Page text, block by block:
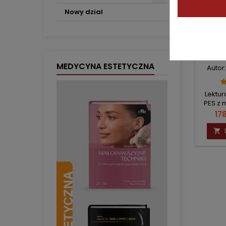
Nowy dzial
MEDYCYNA ESTETYCZNA
PES z
